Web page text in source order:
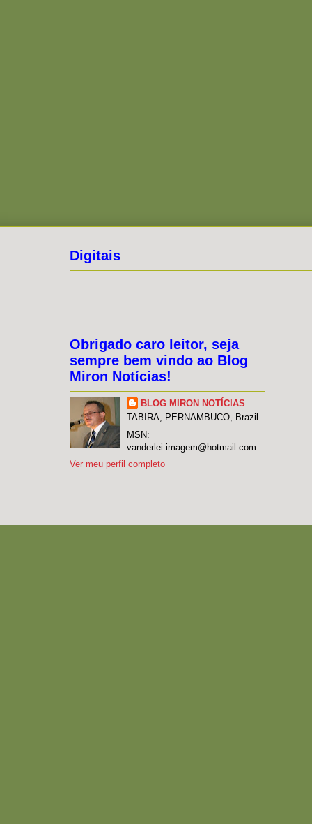
Digitais
Obrigado caro leitor, seja
sempre bem vindo ao Blog
Miron Notícias!
BLOG MIRON NOTÍCIAS
TABIRA, PERNAMBUCO, Brazil
MSN:
vanderlei.imagem@hotmail.com
Ver meu perfil completo